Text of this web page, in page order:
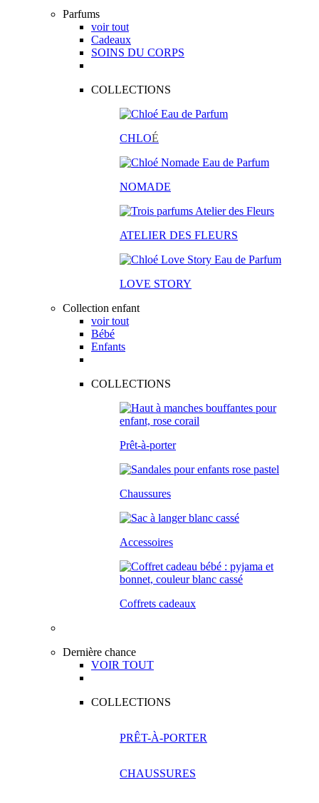
Parfums
voir tout
Cadeaux
SOINS DU CORPS
COLLECTIONS
CHLOÉ
NOMADE
ATELIER DES FLEURS
LOVE STORY
Collection enfant
voir tout
Bébé
Enfants
COLLECTIONS
Prêt-à-porter
Chaussures
Accessoires
Coffrets cadeaux
Dernière chance
VOIR TOUT
COLLECTIONS
PRÊT-À-PORTER
CHAUSSURES